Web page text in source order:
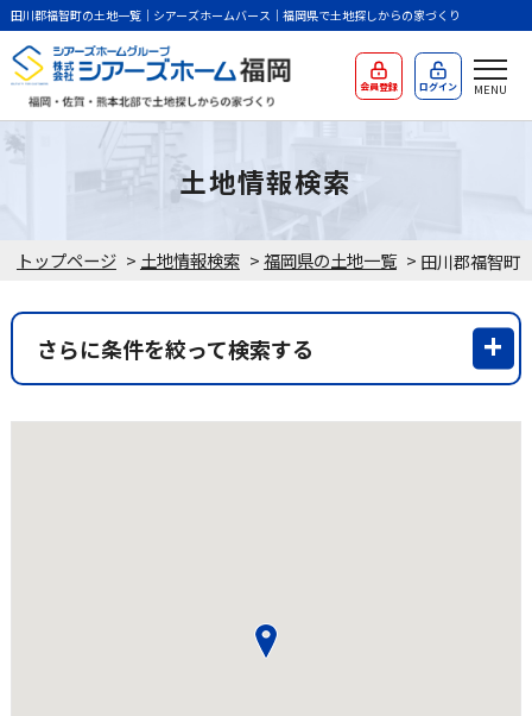
田川郡福智町の土地一覧｜シアーズホームバース｜福岡県で土地探しからの家づくり
会員登録 ログイン
トップページ > 土地情報検索 >福岡県の土地一覧 >
土地情報検索
さらに条件を絞って検索する